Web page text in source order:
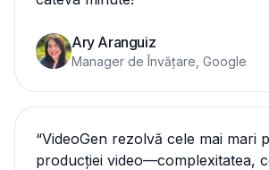
Ary Aranguiz
Manager de Învățare, Google
“VideoGen rezolvă cele mai mari
producției video—complexitatea,